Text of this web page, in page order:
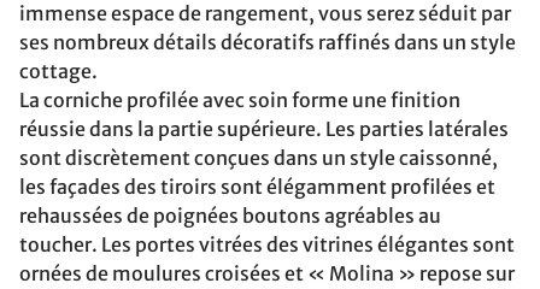
immense espace de rangement, vous serez séduit par
ses nombreux détails décoratifs raffinés dans un style
cottage.
La corniche profilée avec soin forme une finition
réussie dans la partie supérieure. Les parties latérales
sont discrètement conçues dans un style caissonné,
les façades des tiroirs sont élégamment profilées et
rehaussées de poignées boutons agréables au
toucher. Les portes vitrées des vitrines élégantes sont
ornées de moulures croisées et « Molina » repose sur